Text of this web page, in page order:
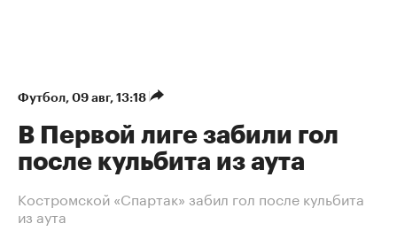
Футбол⁠, 09 авг, 13:18
В Первой лиге забили гол
после кульбита из аута
Костромской «Спартак» забил гол после кульбита
из аута